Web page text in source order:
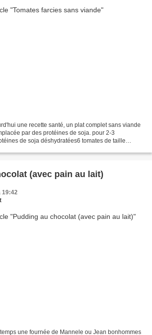
une recette santé, un plat complet sans viande
par des protéines de soja. pour 2-3
de soja déshydratées6 tomates de taille
(avec pain au lait)
19:42
une fournée de Mannele ou Jean bonhommes